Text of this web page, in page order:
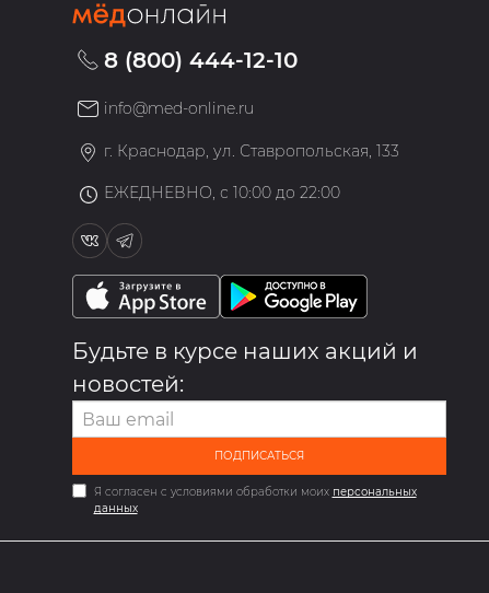
8 (800) 444-12-10
info@med-online.ru
г. Краснодар, ул. Ставропольская, 133
ЕЖЕДНЕВНО, с 10:00 до 22:00
Будьте в курсе наших акций и
новостей:
ПОДПИСАТЬСЯ
Я согласен с условиями обработки моих персональных
данных